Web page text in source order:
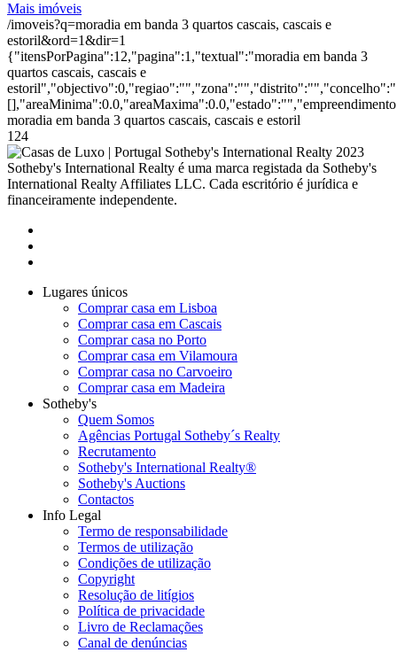
Mais imóveis
/imoveis?q=moradia em banda 3 quartos cascais, cascais e
estoril&ord=1&dir=1
{"itensPorPagina":12,"pagina":1,"textual":"moradia em banda 3
quartos cascais, cascais e
moradia em banda 3 quartos cascais, cascais e estoril
124
2023
Sotheby's International Realty é uma marca registada da Sotheby's
International Realty Affiliates LLC. Cada escritório é jurídica e
financeiramente independente.
Lugares únicos
Comprar casa em Lisboa
Comprar casa em Cascais
Comprar casa no Porto
Comprar casa em Vilamoura
Comprar casa no Carvoeiro
Comprar casa em Madeira
Sotheby's
Quem Somos
Agências Portugal Sotheby´s Realty
Recrutamento
Sotheby's International Realty®
Sotheby's Auctions
Contactos
Info Legal
Termo de responsabilidade
Termos de utilização
Condições de utilização
Copyright
Resolução de litígios
Política de privacidade
Livro de Reclamações
Canal de denúncias